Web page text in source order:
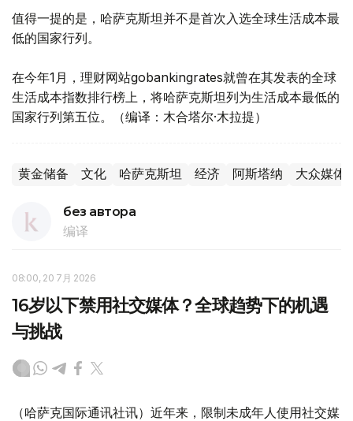
值得一提的是，哈萨克斯坦并不是首次入选全球生活成本最
低的国家行列。
在今年1月，理财网站gobankingrates就曾在其发表的全球
生活成本指数排行榜上，将哈萨克斯坦列为生活成本最低的
国家行列第五位。（编译：木合塔尔·木拉提）
黄金储备 文化 哈萨克斯坦 经济 阿斯塔纳 大众媒体
без автора
编译
08:00, 20 7月 2026
16岁以下禁用社交媒体？全球趋势下的机遇
与挑战
（哈萨克国际通讯社讯）近年来，限制未成年人使用社交媒